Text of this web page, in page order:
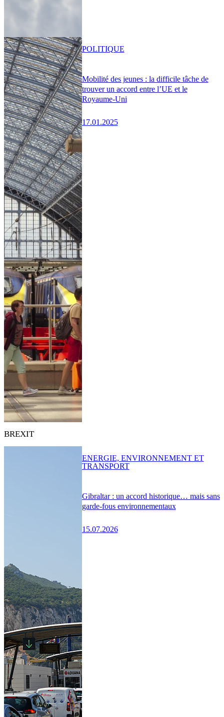
Mobilité des jeunes : la difficile tâche de
trouver un accord entre l’UE et le
Royaume-Uni
17.01.2025
POLITIQUE
BREXIT
Gibraltar : un accord historique… mais sans
garde-fous environnementaux
15.07.2026
ENERGIE, ENVIRONNEMENT ET
TRANSPORT